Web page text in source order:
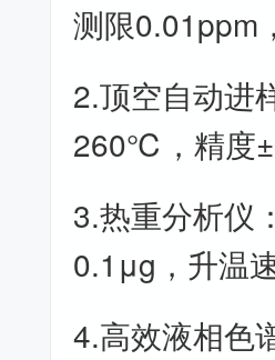
测限0.01ppm
2.顶空自动进
260℃，精度
3.热重分析仪
0.1μg，升温
4.高效液相色